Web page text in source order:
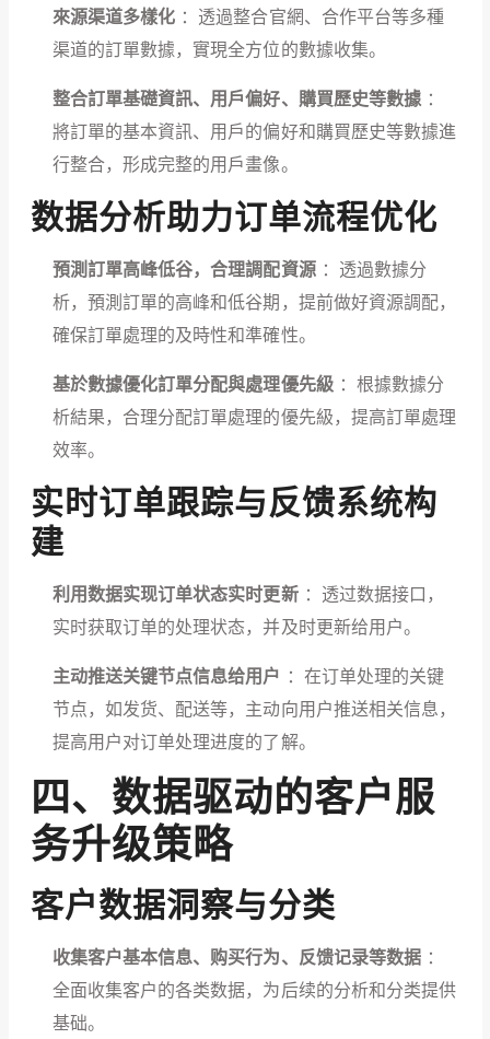
來源渠道多樣化 ：透過整合官網、合作平台等多種
渠道的訂單數據，實現全方位的數據收集。
整合訂單基礎資訊、用戶偏好、購買歷史等數據 ：
將訂單的基本資訊、用戶的偏好和購買歷史等數據進
行整合，形成完整的用戶畫像。
数据分析助力订单流程优化
預測訂單高峰低谷，合理調配資源：透過數據分
析，預測訂單的高峰和低谷期，提前做好資源調配，
確保訂單處理的及時性和準確性。
基於數據優化訂單分配與處理優先級：根據數據分
析結果，合理分配訂單處理的優先級，提高訂單處理
效率。
实时订单跟踪与反馈系统构
建
利用数据实现订单状态实时更新：透过数据接口，
实时获取订单的处理状态，并及时更新给用户。
主动推送关键节点信息给用户 ：在订单处理的关键
节点，如发货、配送等，主动向用户推送相关信息，
提高用户对订单处理进度的了解。
四、数据驱动的客户服
务升级策略
客户数据洞察与分类
收集客户基本信息、购买行为、反馈记录等数据 ：
全面收集客户的各类数据，为后续的分析和分类提供
基础。